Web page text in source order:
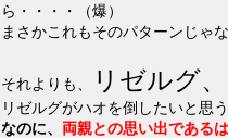
ら・・・・（爆）
まさかこれもそのパターンじゃ
それよりも、 リゼルグ
リゼルグがハオを倒したいと思
なのに、 両親との思い出である